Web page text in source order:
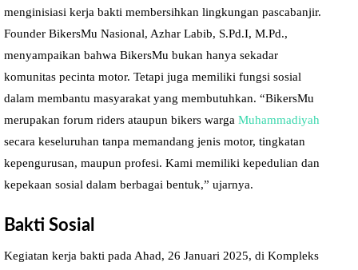
menginisiasi kerja bakti membersihkan lingkungan pascabanjir.
Founder BikersMu Nasional, Azhar Labib, S.Pd.I, M.Pd.,
menyampaikan bahwa BikersMu bukan hanya sekadar
komunitas pecinta motor. Tetapi juga memiliki fungsi sosial
dalam membantu masyarakat yang membutuhkan. “BikersMu
merupakan forum riders ataupun bikers warga Muhammadiyah
secara keseluruhan tanpa memandang jenis motor, tingkatan
kepengurusan, maupun profesi. Kami memiliki kepedulian dan
kepekaan sosial dalam berbagai bentuk,” ujarnya.
Bakti Sosial
Kegiatan kerja bakti pada Ahad, 26 Januari 2025, di Kompleks